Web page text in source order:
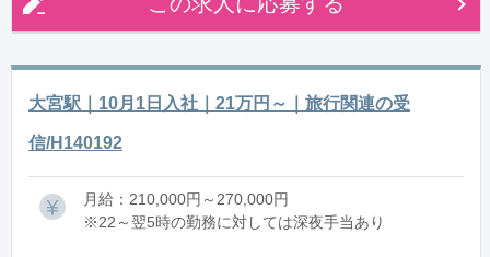
大宮駅｜10月1日入社｜21万円～｜旅行関連の受
信/H140192
月給：210,000円～270,000円
※22～翌5時の勤務に対しては深夜手当あり